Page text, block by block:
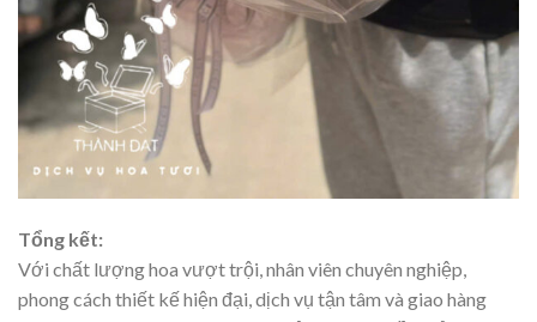
Tổng kết:
Với chất lượng hoa vượt trội, nhân viên chuyên nghiệp,
phong cách thiết kế hiện đại, dịch vụ tận tâm và giao hàng